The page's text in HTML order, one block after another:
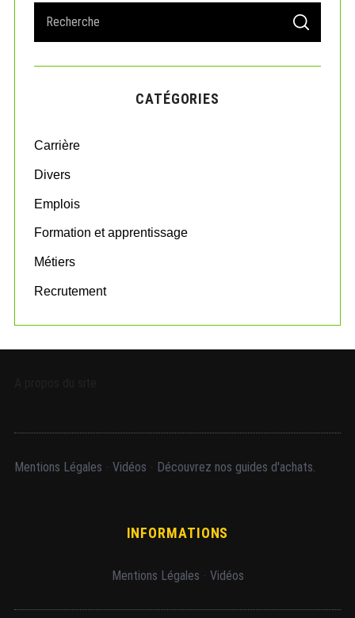
a
r
o
:
S
A
C
CATÉGORIES
Carrière
Divers
Emplois
Formation et apprentissage
Métiers
Recrutement
Mentions Légales Vidéos Découvrez nos guides d'achats.
INFORMATIONS
Mentions Légales Vidéos